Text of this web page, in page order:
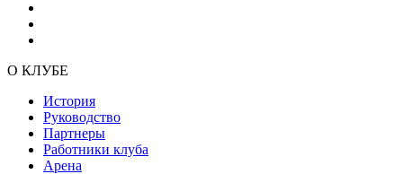
О КЛУБЕ
История
Руководство
Партнеры
Работники клуба
Арена